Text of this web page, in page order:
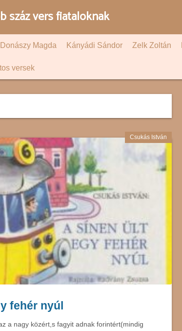
száz vers fiataloknak
Donászy Magda Kányádi Sándor Zelk Zoltán
versek
Csukás István
fehér nyúl
a nagy közért,s fagyit adnak forintért(mindig